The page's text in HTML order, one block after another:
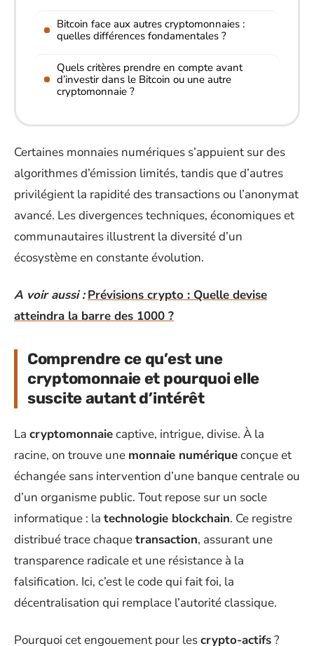
Bitcoin face aux autres cryptomonnaies :
quelles différences fondamentales ?
Quels critères prendre en compte avant
d’investir dans le Bitcoin ou une autre
cryptomonnaie ?
Certaines monnaies numériques s’appuient sur des
algorithmes d’émission limités, tandis que d’autres
privilégient la rapidité des transactions ou l’anonymat
avancé. Les divergences techniques, économiques et
communautaires illustrent la diversité d’un
écosystème en constante évolution.
A voir aussi : Prévisions crypto : Quelle devise
atteindra la barre des 1000 ?
Comprendre ce qu’est une
cryptomonnaie et pourquoi elle
suscite autant d’intérêt
La cryptomonnaiecaptive, intrigue, divise. À la
racine, on trouve une monnaie numériqueconçue et
échangée sans intervention d’une banque centrale ou
d’un organisme public. Tout repose sur un socle
informatique : la technologie blockchain. Ce registre
distribué trace chaquetransaction, assurant une
transparence radicale et une résistance à la
falsification. Ici, c’est le code qui fait foi, la
décentralisation qui remplace l’autorité classique.
Pourquoi cet engouement pour lescrypto-actifs?